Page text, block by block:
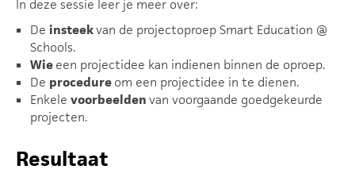
In deze sessie leer je meer over:
De insteekvan de projectoproep Smart Education @
Schools.
Wieeen projectidee kan indienen binnen de oproep.
De procedureom een projectidee in te dienen.
Enkele voorbeeldenvan voorgaande goedgekeurde
projecten.
Resultaat